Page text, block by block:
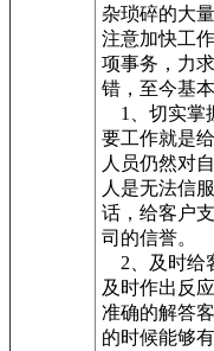
杂琐碎的大
注意加快工
项事务，力
错，至今基
1、切实掌
要工作就是
人员仍然对
人是无法信
话，给客户
司的信誉。
2、及时给
及时作出反
准确的解答
的时候能够